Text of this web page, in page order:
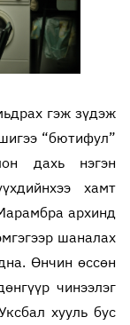
гэж зүдэж
“бютифул”
дахь нэгэн
хамт
архинд
шаналах
Өнчин өссөн
чинээлэг
хууль бус